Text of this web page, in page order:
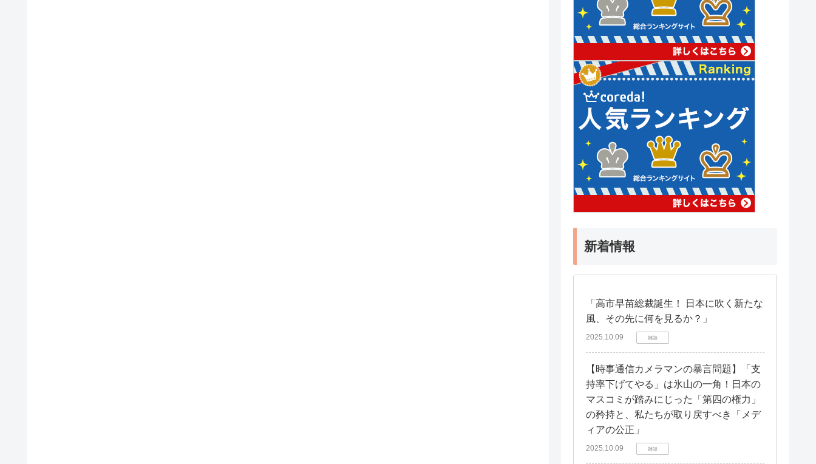
新着情報
「高市早苗総裁誕生！ 日本に吹く新たな
風、その先に何を見るか？」
2025.10.09 雑談
【時事通信カメラマンの暴言問題】「支
持率下げてやる」は氷山の一角！日本の
マスコミが踏みにじった「第四の権力」
の矜持と、私たちが取り戻すべき「メデ
ィアの公正」
2025.10.09 雑談